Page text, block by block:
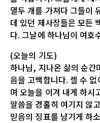
열두 개를 가져다 그들이
데 있던 제사장들은 모든
다. 그날에 하나님이 여호
(오늘의 기도)
하나님, 지나온 삶의 순간
음을 고백합니다. 셀 수
며 오늘을 이겨 내게 하시
말씀을 경홀히 여기지 않
믿음의 징표를 남기게 하